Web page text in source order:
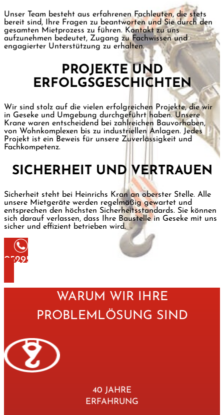
Unser Team besteht aus erfahrenen Fachleuten, die stets
bereit sind, Ihre Fragen zu beantworten und Sie durch den
gesamten Mietprozess zu führen. Kontakt zu uns
aufzunehmen bedeutet, Zugang zu Fachwissen und
engagierter Unterstützung zu erhalten.
PROJEKTE UND
ERFOLGSGESCHICHTEN
Wir sind stolz auf die vielen erfolgreichen Projekte, die wir
in Geseke und Umgebung durchgeführt haben. Unsere
Krane waren entscheidend bei zahlreichen Bauvorhaben,
von Wohnkomplexen bis zu industriellen Anlagen. Jedes
Projekt ist ein Beweis für unsere Zuverlässigkeit und
Fachkompetenz.
SICHERHEIT UND VERTRAUEN
Sicherheit steht bei Heinrichs Kran an oberster Stelle. Alle
unsere Mietgeräte werden regelmäßig gewartet und
entsprechen den höchsten Sicherheitsstandards. Sie können
sich darauf verlassen, dass Ihre Baustelle in Geseke mit uns
sicher und effizient betrieben wird.
05295 92 29 002
WARUM WIR IHRE
PROBLEMLÖSUNG SIND
40 JAHRE
ERFAHRUNG